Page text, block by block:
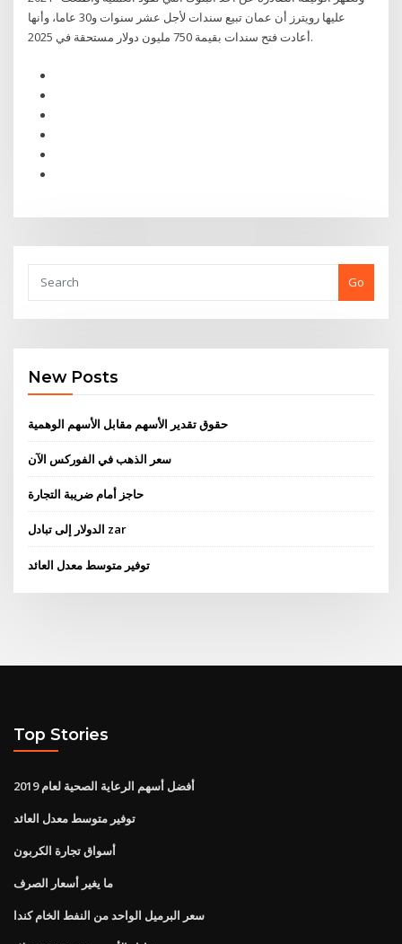
عليها رويترز أن عمان تبيع سندات لأجل عشر سنوات و30 عاما، وأنها
أعادت فتح سندات بقيمة 750 مليون دولار مستحقة في 2025.
Go
New Posts
حقوق تقدير الأسهم مقابل الأسهم الوهمية
سعر الذهب في الفوركس الآن
حاجز أمام ضريبة التجارة
الدولار إلى تبادل zar
توفير متوسط ​​معدل العائد
Top Stories
أفضل أسهم الرعاية الصحية لعام 2019
توفير متوسط ​​معدل العائد
أسواق تجارة الكربون
ما يغير أسعار الصرف
سعر البرميل الواحد من النفط الخام كندا